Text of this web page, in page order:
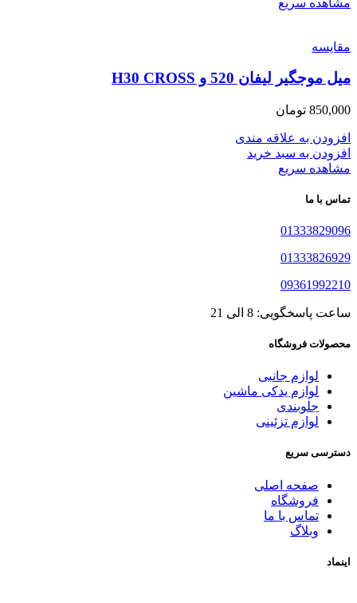
مشاهده سریع
مقایسه
میل موجگیر لیفان 520 و H30 CROSS
850,000 تومان
افزودن به علاقه مندی
افزودن به سبد خرید
مشاهده سریع
تماس با ما
01333829096
01333826929
09361992210
ساعت پاسخگویی: 8 الی 21
محصولات فروشگاه
لوازم جانبی
لوازم یدکی ماشین
جلوبندی
لوازم تزئینی
دسترسی سریع
صفحه اصلی
فروشگاه
تماس با ما
وبلاگ
اینماد